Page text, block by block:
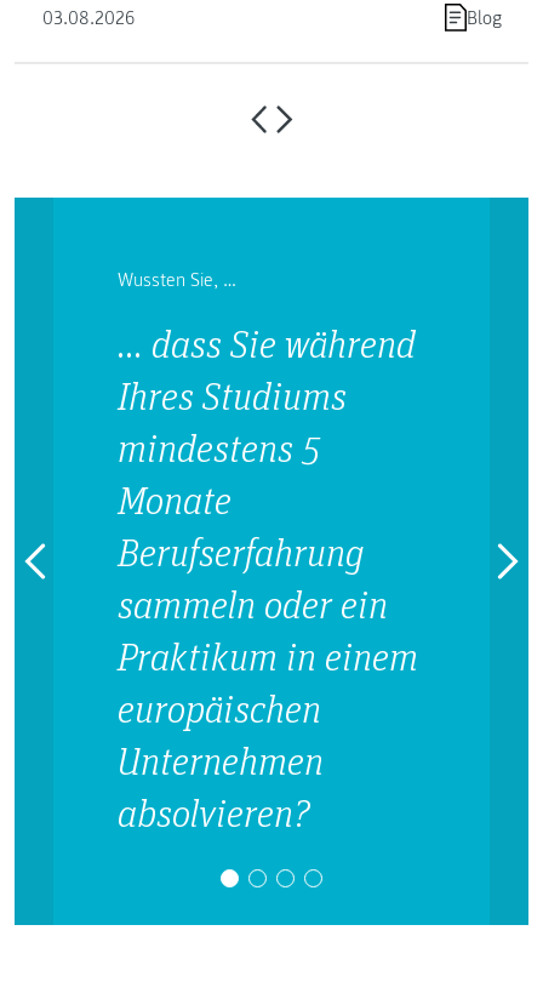
03.08.2026
Blog
Wussten Sie, …
… dass Sie während
Ihres Studiums
mindestens 5
Monate
Berufserfahrung
sammeln oder ein
Praktikum in einem
europäischen
Unternehmen
absolvieren?